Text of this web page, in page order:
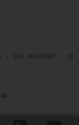
- SDI M5UXCR1 - CF